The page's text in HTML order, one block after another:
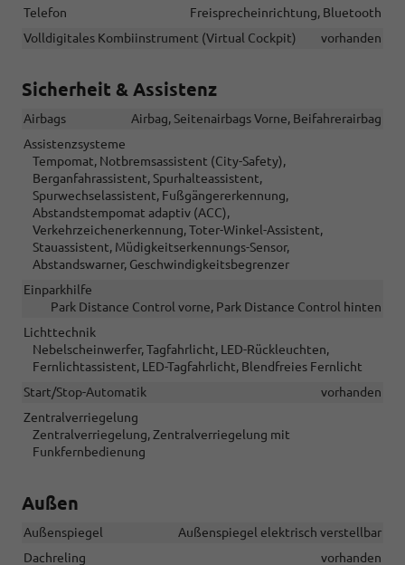
Telefon
Freisprecheinrichtung, Bluetooth
Volldigitales Kombiinstrument (Virtual Cockpit)
vorhanden
Sicherheit & Assistenz
Airbags
Airbag, Seitenairbags Vorne, Beifahrerairbag
Assistenzsysteme
Tempomat, Notbremsassistent (City-Safety),
Berganfahrassistent, Spurhalteassistent,
Spurwechselassistent, Fußgängererkennung,
Abstandstempomat adaptiv (ACC),
Verkehrzeichenerkennung, Toter-Winkel-Assistent,
Stauassistent, Müdigkeitserkennungs-Sensor,
Abstandswarner, Geschwindigkeitsbegrenzer
Einparkhilfe
Park Distance Control vorne, Park Distance Control hinten
Lichttechnik
Nebelscheinwerfer, Tagfahrlicht, LED-Rückleuchten,
Fernlichtassistent, LED-Tagfahrlicht, Blendfreies Fernlicht
Start/Stop-Automatik
vorhanden
Zentralverriegelung
Zentralverriegelung, Zentralverriegelung mit
Funkfernbedienung
Außen
Außenspiegel
Außenspiegel elektrisch verstellbar
Dachreling
vorhanden